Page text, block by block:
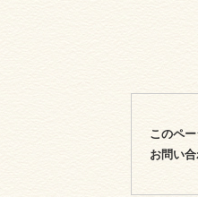
このペ
お問い